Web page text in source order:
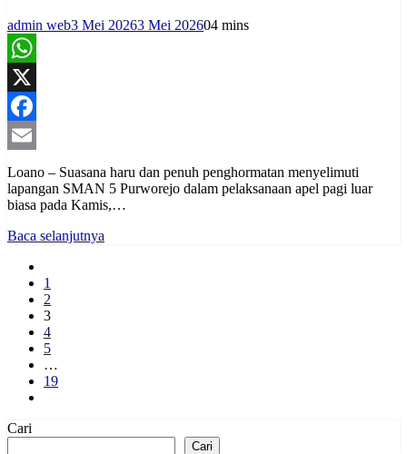
admin web3 Mei 20263 Mei 202604 mins
WhatsApp
X
Facebook
Email
Loano – Suasana haru dan penuh penghormatan menyelimuti
lapangan SMAN 5 Purworejo dalam pelaksanaan apel pagi luar
biasa pada Kamis,…
Baca selanjutnya
1
2
3
4
5
…
19
Cari
Cari